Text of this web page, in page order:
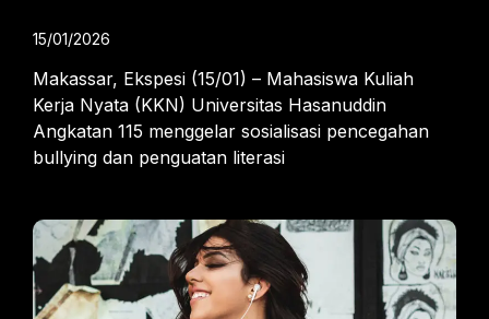
15/01/2026
Makassar, Ekspesi (15/01) – Mahasiswa Kuliah
Kerja Nyata (KKN) Universitas Hasanuddin
Angkatan 115 menggelar sosialisasi pencegahan
bullying dan penguatan literasi